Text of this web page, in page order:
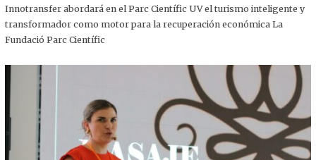
,
0
2
Innotransfer abordará en el Parc Científic UV el turismo inteligente y
transformador como motor para la recuperación económica La
Fundació Parc Científic